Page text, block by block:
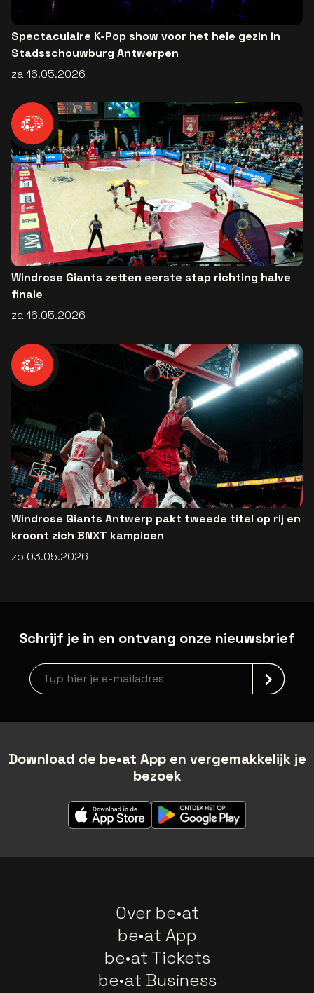
Spectaculaire K-Pop show voor het hele gezin in
Stadsschouwburg Antwerpen
za 16.05.2026
Windrose Giants zetten eerste stap richting halve
finale
za 16.05.2026
Windrose Giants Antwerp pakt tweede titel op rij en
kroont zich BNXT kampioen
zo 03.05.2026
Schrijf je in en ontvang onze nieuwsbrief
newsLetterLabel
Download de be•at App en vergemakkelijk je
bezoek
Over be•at
be•at App
be•at Tickets
be•at Business